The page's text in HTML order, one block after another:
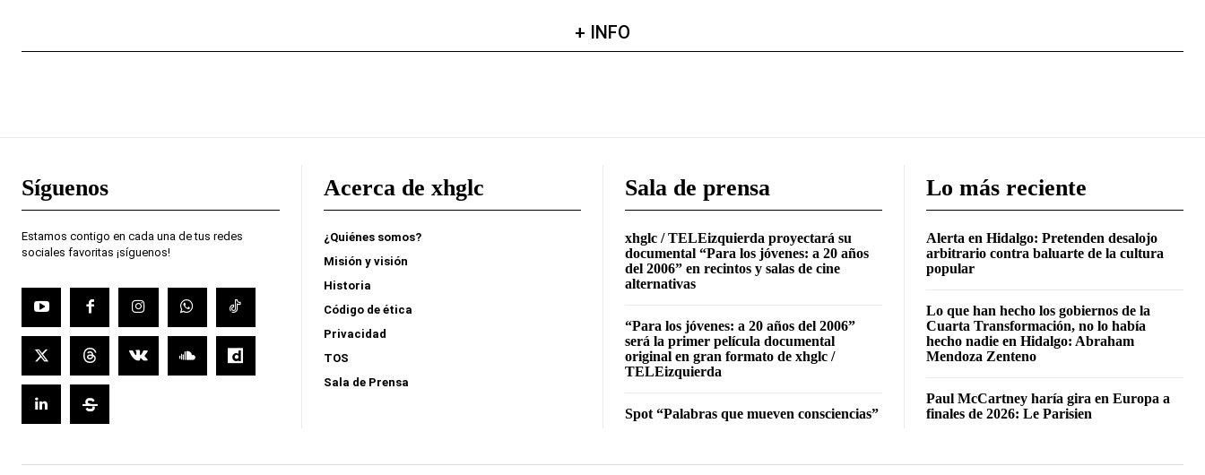
+ INFO
Síguenos
Estamos contigo en cada una de tus redes
sociales favoritas ¡síguenos!
Acerca de xhglc
¿Quiénes somos?
Misión y visión
Historia
Código de ética
Privacidad
TOS
Sala de Prensa
Sala de prensa
xhglc / TELEizquierda proyectará su
documental “Para los jóvenes: a 20 años
del 2006” en recintos y salas de cine
alternativas
“Para los jóvenes: a 20 años del 2006”
será la primer película documental
original en gran formato de xhglc /
TELEizquierda
Spot “Palabras que mueven consciencias”
Lo más reciente
Alerta en Hidalgo: Pretenden desalojo
arbitrario contra baluarte de la cultura
popular
Lo que han hecho los gobiernos de la
Cuarta Transformación, no lo había
hecho nadie en Hidalgo: Abraham
Mendoza Zenteno
Paul McCartney haría gira en Europa a
finales de 2026: Le Parisien